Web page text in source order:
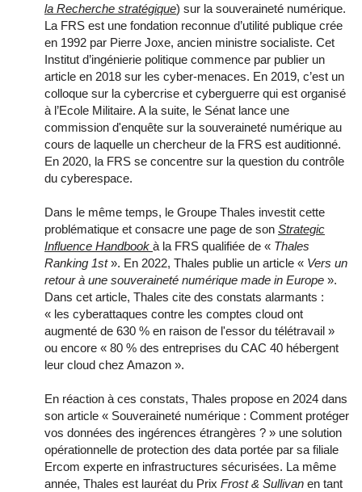
la Recherche stratégique) sur la souveraineté numérique.
La FRS est une fondation reconnue d’utilité publique crée
en 1992 par Pierre Joxe, ancien ministre socialiste. Cet
Institut d’ingénierie politique commence par publier un
article en 2018 sur les cyber-menaces. En 2019, c’est un
colloque sur la cybercrise et cyberguerre qui est organisé
à l’Ecole Militaire. A la suite, le Sénat lance une
commission d'enquête sur la souveraineté numérique au
cours de laquelle un chercheur de la FRS est auditionné.
En 2020, la FRS se concentre sur la question du contrôle
du cyberespace.
Dans le même temps, le Groupe Thales investit cette
problématique et consacre une page de son Strategic
Influence Handbook à la FRS qualifiée de « Thales
Ranking 1st». En 2022, Thales publie un article « Vers un
retour à une souveraineté numérique made in Europe ».
Dans cet article, Thales cite des constats alarmants :
« les cyberattaques contre les comptes cloud ont
augmenté de 630 % en raison de l'essor du télétravail »
ou encore « 80 % des entreprises du CAC 40 hébergent
leur cloud chez Amazon ».
En réaction à ces constats, Thales propose en 2024 dans
son article « Souveraineté numérique : Comment protéger
vos données des ingérences étrangères ? » une solution
opérationnelle de protection des data portée par sa filiale
Ercom experte en infrastructures sécurisées. La même
année, Thales est lauréat du Prix Frost & Sullivan en tant